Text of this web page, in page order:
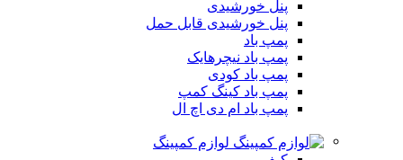
پنل خورشیدی
پنل خورشیدی قابل حمل
پمپ باد
پمپ باد نیچرهایک
پمپ باد کودی
پمپ باد کینگ کمپ
پمپ باد ام دی اچ ال
لوازم کمپینگ